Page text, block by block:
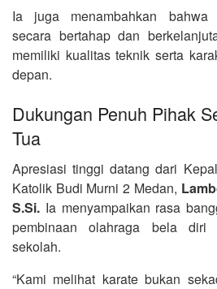
Ia juga menambahkan bahwa
secara bertahap dan
memiliki kualitas teknik serta
depan.
Dukungan Penuh Pihak
Tua
Apresiasi tinggi datang dari
Katolik Budi Murni 2 Medan,
S.Si. Ia menyampaikan rasa
pembinaan olahraga bela diri
sekolah.
“Kami melihat karate bukan